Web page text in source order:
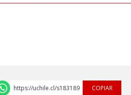
https://uchile.cl/s183189 COPIAR